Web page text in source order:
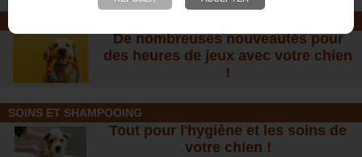
De nombreuses nouveautés pour
des heures de jeux avec votre chien
!
SOINS ET SHAMPOOING
Tout pour l'hygiène et les soins de
votre chien !